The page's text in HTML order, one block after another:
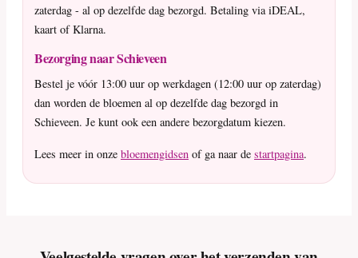
zaterdag - al op dezelfde dag bezorgd. Betaling via iDEAL,
kaart of Klarna.
Bezorging naar Schieveen
Bestel je vóór 13:00 uur op werkdagen (12:00 uur op zaterdag)
dan worden de bloemen al op dezelfde dag bezorgd in
Schieveen. Je kunt ook een andere bezorgdatum kiezen.
Lees meer in onze bloemengidsen of ga naar de startpagina.